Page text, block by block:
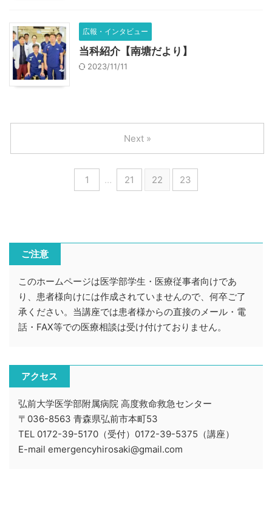
広報・インタビュー
当科紹介【南塘だより】
2023/11/11
1 … 21 22 23
Next »
ご注意
このホームページは医学部学生・医療従事者向けであ
り、患者様向けには作成されていませんので、何卒ご了
承ください。当講座では患者様からの直接のメール・電
話・FAX等での医療相談は受け付けておりません。
アクセス
弘前大学医学部附属病院 高度救命救急センター
〒036-8563 青森県弘前市本町53
TEL 0172-39-5170（受付）0172-39-5375（講座）
E-mail emergencyhirosaki@gmail.com